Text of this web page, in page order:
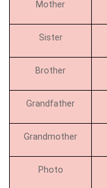
Mother
Sister
Brother
Grandfather
Grandmother
Photo